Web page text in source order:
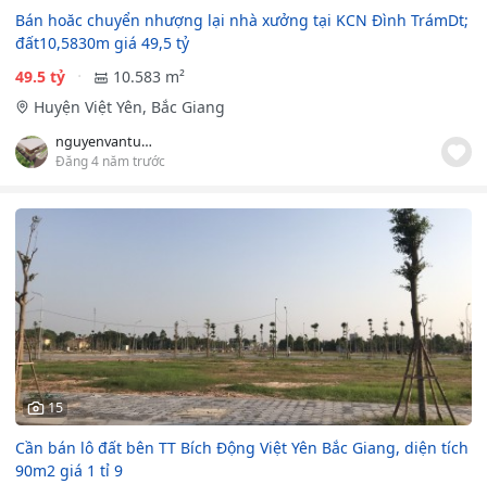
Bán hoăc chuyển nhượng lại nhà xưởng tại KCN Đình TrámDt;
đất10,5830m giá 49,5 tỷ
49.5 tỷ
10.583 m²
Huyện Việt Yên, Bắc Giang
nguyenvantuan982
Đăng 4 năm trước
15
Cần bán lô đất bên TT Bích Động Việt Yên Bắc Giang, diện tích
90m2 giá 1 tỉ 9